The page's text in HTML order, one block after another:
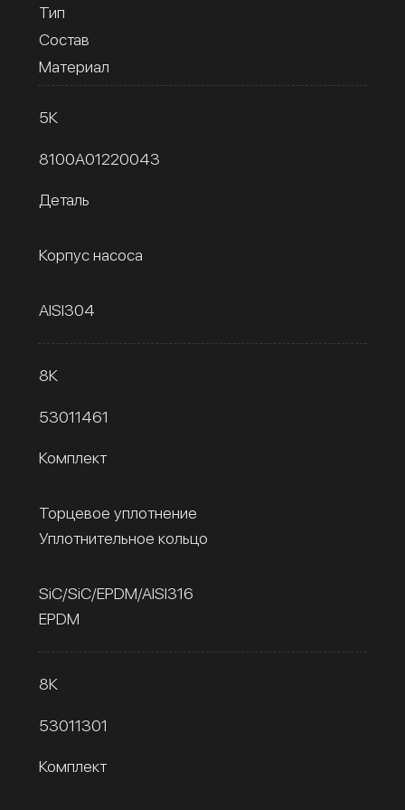
Тип
Состав
Материал
5К
8100A01220043
Деталь
Корпус насоса
AISI304
8К
53011461
Комплект
Торцевое уплотнение
Уплотнительное кольцо
SiC/SiC/EPDM/AISI316
EPDM
8К
53011301
Комплект